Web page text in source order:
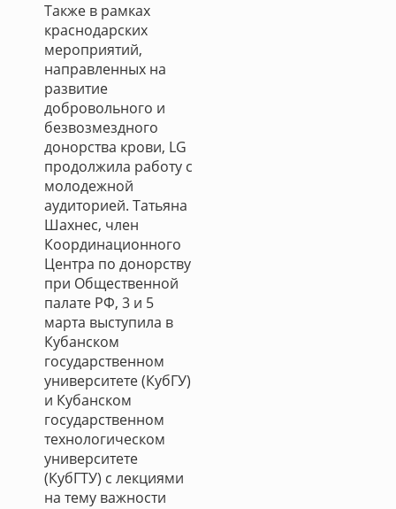
Также в рамках
краснодарских
мероприятий,
направленных на
развитие
добровольного и
безвозмездного
донорства крови, LG
продолжила работу с
молодежной
аудиторией. Татьяна
Шахнес, член
Координационного
Центра по донорству
при Общественной
палате РФ, 3 и 5
марта выступила в
Кубанском
государственном
университете (КубГУ)
и Кубанском
государственном
технологическом
университете
(КубГТУ) с лекциями
на тему важности